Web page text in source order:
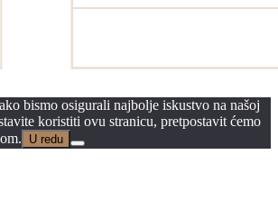
bismo osigurali najbolje iskustvo na našoj
koristiti ovu stranicu, pretpostavit ćemo
U redu